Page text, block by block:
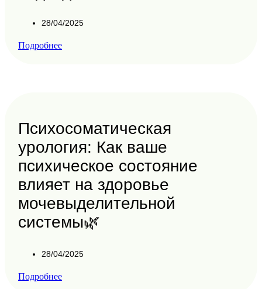
28/04/2025
Подробнее
Психосоматическая
урология: Как ваше
психическое состояние
влияет на здоровье
мочевыделительной
системы🌿
28/04/2025
Подробнее